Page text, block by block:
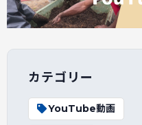
カテゴリー
YouTube動画